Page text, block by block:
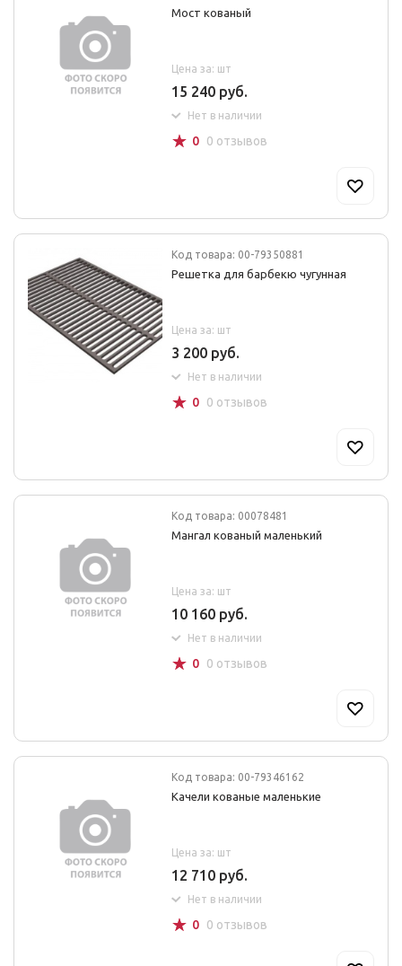
Мост кованый
Цена за: шт
15 240 руб.
Нет в наличии
☆ 0 0 отзывов
Код товара: 00-79350881
Решетка для барбекю чугунная
Цена за: шт
3 200 руб.
Нет в наличии
☆ 0 0 отзывов
Код товара: 00078481
Мангал кованый маленький
Цена за: шт
10 160 руб.
Нет в наличии
☆ 0 0 отзывов
Код товара: 00-79346162
Качели кованые маленькие
Цена за: шт
12 710 руб.
Нет в наличии
☆ 0 0 отзывов